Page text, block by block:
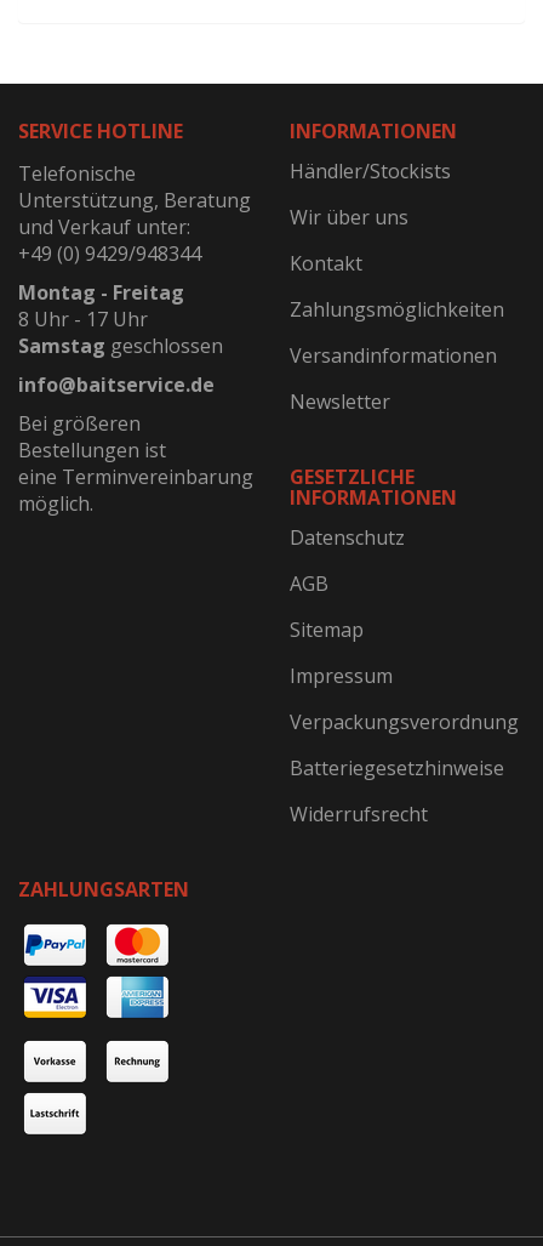
SERVICE HOTLINE
Telefonische
Unterstützung, Beratung
und Verkauf unter:
+49 (0) 9429/948344
Montag - Freitag
8 Uhr - 17 Uhr
Samstag geschlossen
info@baitservice.de
Bei größeren
Bestellungen ist
eine Terminvereinbarung
möglich.
INFORMATIONEN
Händler/Stockists
Wir über uns
Kontakt
Zahlungsmöglichkeiten
Versandinformationen
Newsletter
GESETZLICHE
INFORMATIONEN
Datenschutz
AGB
Sitemap
Impressum
Verpackungsverordnung
Batteriegesetzhinweise
Widerrufsrecht
ZAHLUNGSARTEN